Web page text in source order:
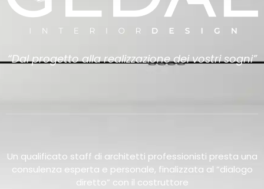
“Dal progetto alla realizzazione dei vostri sogni”
Un qualificato staff di architetti professionisti presta una
consulenza esperta e personale, finalizzata al “dialogo
diretto” con il costruttore